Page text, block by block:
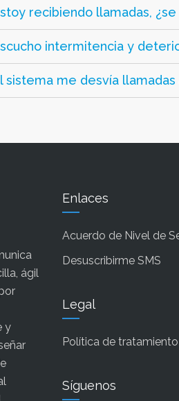
recibiendo llamadas,
intermitencia y
sistema me desvía
ágil
y
Enlaces
Acuerdo de Nivel de
Desuscribirme SMS
Legal
Política de
Síguenos